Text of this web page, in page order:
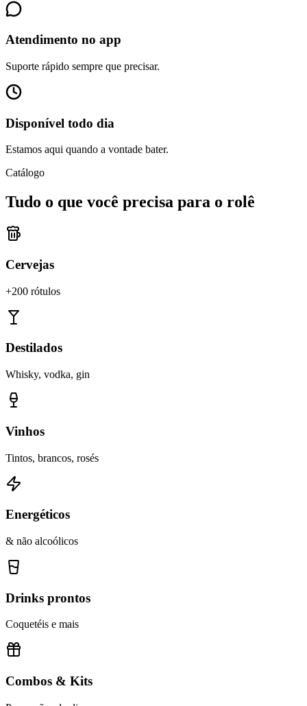
Atendimento no app
Suporte rápido sempre que precisar.
Disponível todo dia
Estamos aqui quando a vontade bater.
Catálogo
Tudo o que você precisa para o rolê
Cervejas
+200 rótulos
Destilados
Whisky, vodka, gin
Vinhos
Tintos, brancos, rosés
Energéticos
& não alcoólicos
Drinks prontos
Coquetéis e mais
Combos & Kits